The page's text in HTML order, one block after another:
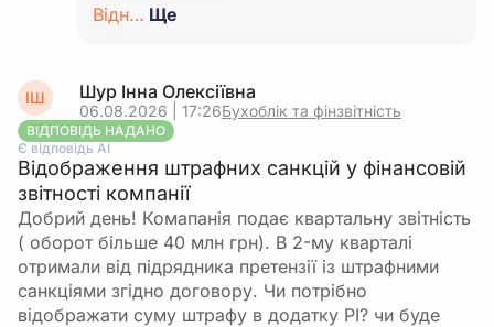
Відн… Ще
ІШ Шур Інна Олексіївна
06.08.2026 | 17:26Бухоблік та фінзвітність
ВІДПОВІДЬ НАДАНО
Є відповідь АІ
Відображення штрафних санкцій у фінансовій
звітності компанії
Добрий день! Комапанія подає квартальну звітність
( оборот більше 40 млн грн). В 2-му кварталі
отримали від підрядника претензії із штрафними
санкціями згідно договору. Чи потрібно
відображати суму штрафу в додатку РІ? чи буде